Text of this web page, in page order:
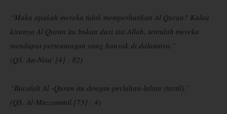
“Maka apakah mereka tidak memperhatikan Al Quran? Kalau
kiranya Al Quran itu bukan dari sisi Allah, tentulah mereka
mendapat pertentangan yang banyak di dalamnya.”
(QS. An-Nisa' [4] : 82)
“Bacalah Al -Quran itu dengan perlahan-lahan (tartil).”
(QS. Al-Muzzammil [73] : 4)